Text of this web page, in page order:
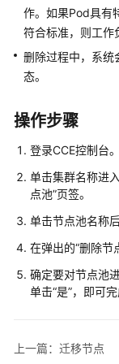
产
品
介
绍
费
明
Kubernetes
础
知
快
门
作。如果Pod具有
符合标准，则工作
删除过程中，系统
态。
操作步骤
登录CCE控制台。
单击集群名称进
点池”页签。
单击节点池名称
在弹出的“删除节
确定要对节点池
单击“是”，即可
上一篇：迁移节点